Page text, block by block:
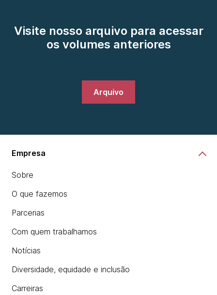
Visite nosso arquivo para acessar
os volumes anteriores
Arquivo
Empresa
Sobre
O que fazemos
Parcerias
Com quem trabalhamos
Notícias
Diversidade, equidade e inclusão
Carreiras